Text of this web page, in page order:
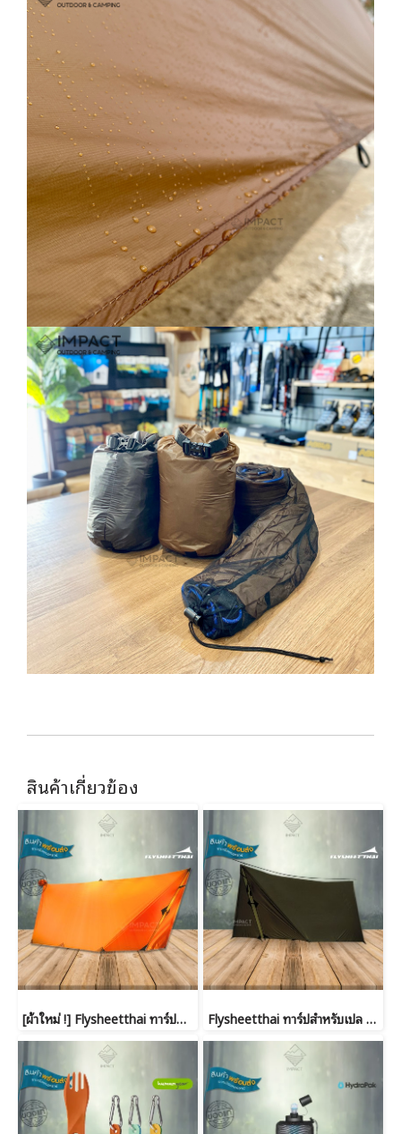
สินค้าเกี่ยวข้อง
[ผ้าใหม่ !] Flysheetthai ทาร์ปสำหรับเปล เดินป่า 20D Ripstop Hexa Flysheetthai ทาร์ปสำหรับเปล เดินป่า 10D